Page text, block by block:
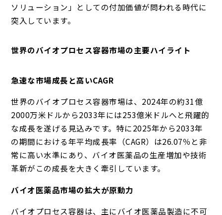
ソリューション」としての付加価値が問われる時代に
突入しています。
世界のバイオプロセス容器市場の主要ハイライト
急速な市場成長と高いCAGR
世界のバイオプロセス容器市場は、2024年の約31億
2000万米ドルから2033年には253億米ドルへと飛躍的
な成長を遂げる見込みです。特に2025年から2033年
の期間における年平均成長率（CAGR）は26.07％と非
常に高い水準にあり、バイオ医薬品の生産増加や技術
革新がこの成長を大きく牽引しています。
バイオ医薬品市場の拡大が原動力
バイオプロセス容器は、主にバイオ医薬品製造に不可